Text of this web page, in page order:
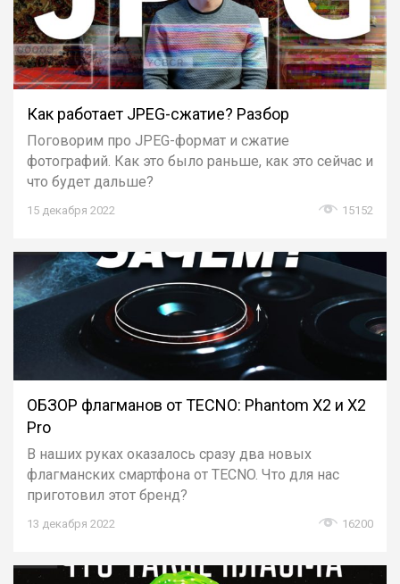
Как работает JPEG-сжатие? Разбор
Поговорим про JPEG-формат и сжатие
фотографий. Как это было раньше, как это сейчас и
что будет дальше?
15 декабря 2022 15152
ОБЗОР флагманов от TECNO: Phantom X2 и X2
Pro
В наших руках оказалось сразу два новых
флагманских смартфона от TECNO. Что для нас
приготовил этот бренд?
13 декабря 2022 16200